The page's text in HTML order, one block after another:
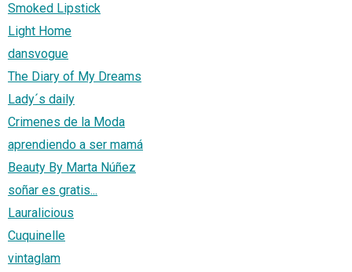
Smoked Lipstick
Light Home
dansvogue
The Diary of My Dreams
Lady´s daily
Crimenes de la Moda
aprendiendo a ser mamá
Beauty By Marta Núñez
soñar es gratis...
Lauralicious
Cuquinelle
vintaglam